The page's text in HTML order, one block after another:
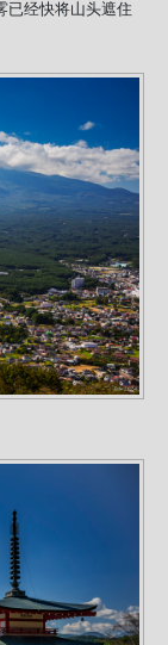
已经快将山头遮住